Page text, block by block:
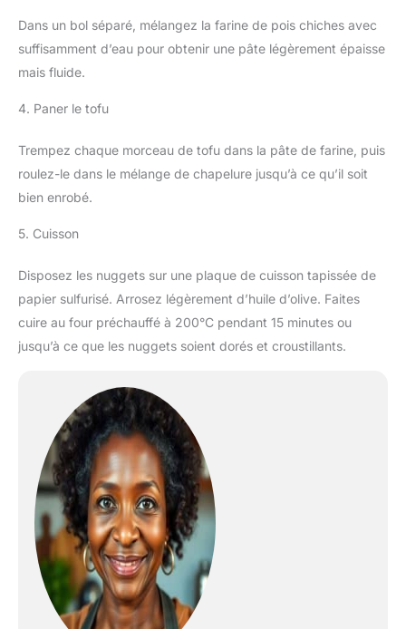
Dans un bol séparé, mélangez la farine de pois chiches avec
suffisamment d’eau pour obtenir une pâte légèrement épaisse
mais fluide.
4. Paner le tofu
Trempez chaque morceau de tofu dans la pâte de farine, puis
roulez-le dans le mélange de chapelure jusqu’à ce qu’il soit
bien enrobé.
5. Cuisson
Disposez les nuggets sur une plaque de cuisson tapissée de
papier sulfurisé. Arrosez légèrement d’huile d’olive. Faites
cuire au four préchauffé à 200°C pendant 15 minutes ou
jusqu’à ce que les nuggets soient dorés et croustillants.